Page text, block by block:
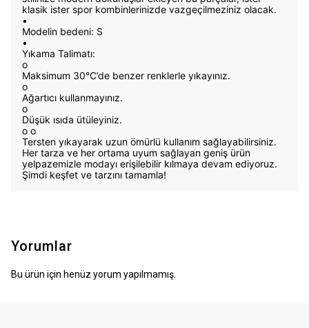
klasik ister spor kombinlerinizde vazgeçilmeziniz olacak.
•
Modelin bedeni: S
•
Yıkama Talimatı:
o
Maksimum 30°C’de benzer renklerle yıkayınız.
o
Ağartıcı kullanmayınız.
o
Düşük ısıda ütüleyiniz.
o o
Tersten yıkayarak uzun ömürlü kullanım sağlayabilirsiniz.
Her tarza ve her ortama uyum sağlayan geniş ürün
yelpazemizle modayı erişilebilir kılmaya devam ediyoruz.
Şimdi keşfet ve tarzını tamamla!
Yorumlar
Bu ürün için henüz yorum yapılmamış.